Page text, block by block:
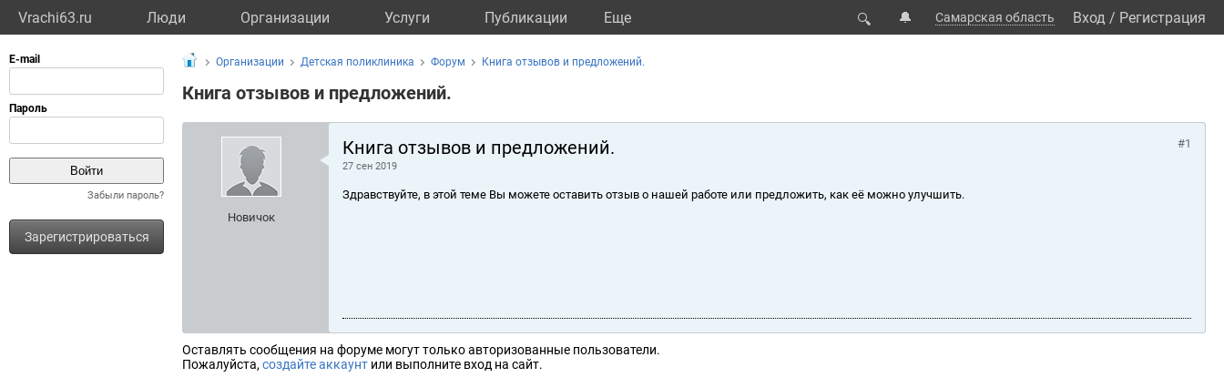
Vrachi63.ru Люди Организации Услуги Публикации Eще 🔍 🔔 Самарская область Вход / Регистрация
Забыли пароль?
Зарегистрироваться
Организации Детская поликлиника Форум Книга отзывов и предложений.
Книга отзывов и предложений.
Новичок
Книга отзывов и предложений.
27 сен 2019
#1
Здравствуйте, в этой теме Вы можете оставить отзыв о нашей работе или предложить, как её можно улучшить.
Оставлять сообщения на форуме могут только авторизованные пользователи.
Пожалуйста, создайте аккаунт или выполните вход на сайт.